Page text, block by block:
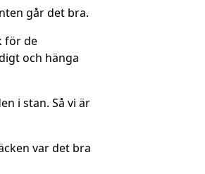
går det bra.
för de
och hänga
i stan. Så vi är
var det bra